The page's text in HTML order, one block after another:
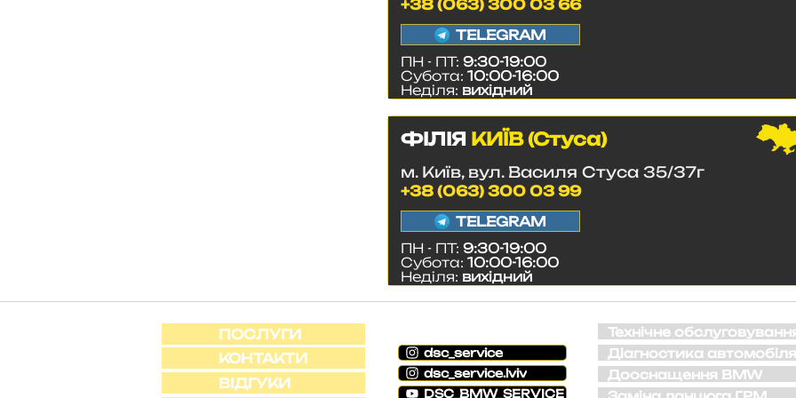
+38 (063) 300 03 66
TELEGRAM
ПН - ПТ: 9:30-19:00
Субота: 10:00-16:00
Неділя: вихідний
ФІЛІЯ КИЇВ (Стуса)
м. Київ, вул. Василя Стуса 35/37г
+38 (063) 300 03 99
TELEGRAM
ПН - ПТ: 9:30-19:00
Субота: 10:00-16:00
Неділя: вихідний
ПОСЛУГИ
КОНТАКТИ
ВІДГУКИ
dsc_service
dsc_service.lviv
DSC_BMW_SERVICE
Технічне
Діагностика автомобіля
Дооснащення BMW